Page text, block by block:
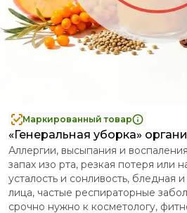
Маркированный товар
«Генеральная уборка»
Аллергии, высыпания и
запах изо рта, резкая потеря или
усталость и сонливость, бледная
лица, частые респираторные
срочно нужно к косметологу,